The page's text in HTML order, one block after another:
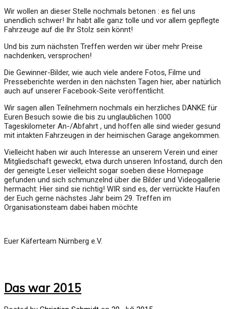
Wir wollen an dieser Stelle nochmals betonen : es fiel uns
unendlich schwer! Ihr habt alle ganz tolle und vor allem gepflegte
Fahrzeuge auf die Ihr Stolz sein könnt!
Und bis zum nächsten Treffen werden wir über mehr Preise
nachdenken, versprochen!
Die Gewinner-Bilder, wie auch viele andere Fotos, Filme und
Presseberichte werden in den nächsten Tagen hier, aber natürlich
auch auf unserer Facebook-Seite veröffentlicht.
Wir sagen allen Teilnehmern nochmals ein herzliches DANKE für
Euren Besuch sowie die bis zu unglaublichen 1000
Tageskilometer An-/Abfahrt , und hoffen alle sind wieder gesund
mit intakten Fahrzeugen in der heimischen Garage angekommen.
Vielleicht haben wir auch Interesse an unserem Verein und einer
Mitgliedschaft geweckt, etwa durch unseren Infostand, durch den
der geneigte Leser vielleicht sogar soeben diese Homepage
gefunden und sich schmunzelnd über die Bilder und Videogallerie
hermacht: Hier sind sie richtig! WIR sind es, der verrückte Haufen
der Euch gerne nächstes Jahr beim 29. Treffen im
Organisationsteam dabei haben möchte
Euer Käferteam Nürnberg e.V.
Das war 2015